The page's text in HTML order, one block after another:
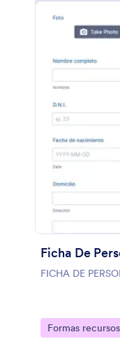
Ficha De
FICHA DE
Go to Category:
Formas